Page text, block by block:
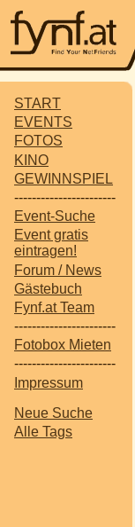
START
EVENTS
FOTOS
KINO
GEWINNSPIEL
-----------------------
Event-Suche
Event gratis
eintragen!
Forum / News
Gästebuch
Fynf.at Team
-----------------------
Fotobox Mieten
-----------------------
Impressum
Neue Suche
Alle Tags